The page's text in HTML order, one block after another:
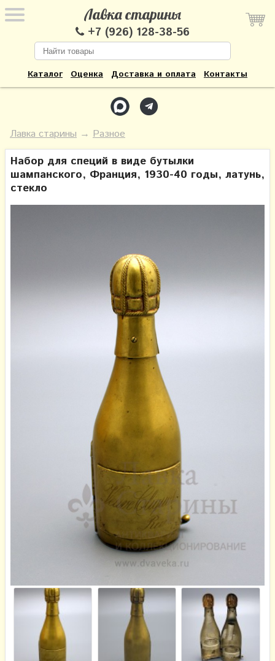
Лавка старины
+7 (926) 128-38-56
Каталог Оценка Доставка и оплата Контакты
Лавка старины → Разное
Набор для специй в виде бутылки
шампанского, Франция, 1930-40 годы, латунь,
стекло